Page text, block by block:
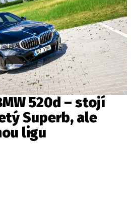
520d – stojí
Superb, ale
ligu